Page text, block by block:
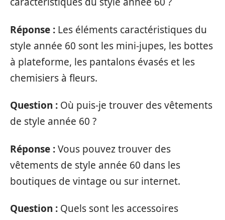
Réponse : Les éléments caractéristiques du
style année 60 sont les mini-jupes, les bottes
à plateforme, les pantalons évasés et les
chemisiers à fleurs.
Question : Où puis-je trouver des vêtements
de style année 60 ?
Réponse :Vous pouvez trouver des
vêtements de style année 60 dans les
boutiques de vintage ou sur internet.
Question : Quels sont les accessoires